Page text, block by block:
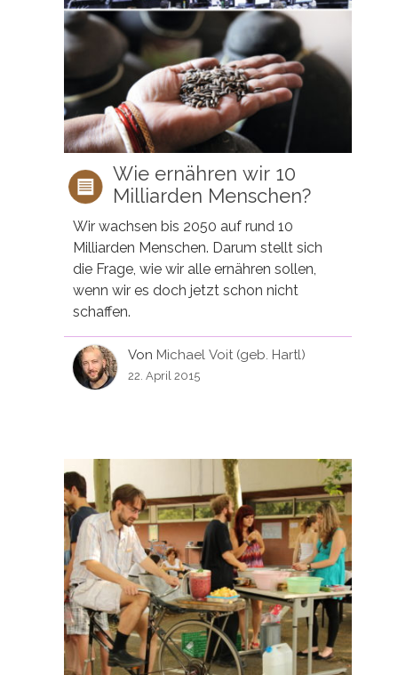
Wie ernähren wir 10
Milliarden Menschen?
Wir wachsen bis 2050 auf rund 10
Milliarden Menschen. Darum stellt sich
die Frage, wie wir alle ernähren sollen,
wenn wir es doch jetzt schon nicht
schaffen.
Von Michael Voit (geb. Hartl)
22. April 2015